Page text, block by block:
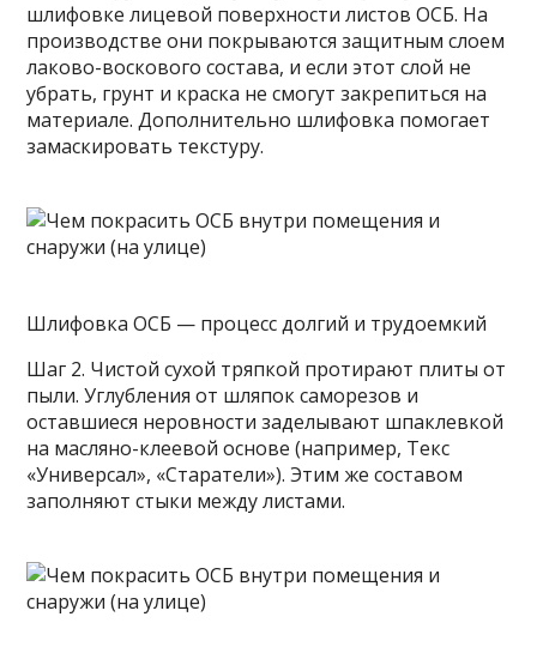
шлифовке лицевой поверхности листов ОСБ. На
производстве они покрываются защитным слоем
лаково-воскового состава, и если этот слой не
убрать, грунт и краска не смогут закрепиться на
материале. Дополнительно шлифовка помогает
замаскировать текстуру.
Шлифовка ОСБ — процесс долгий и трудоемкий
Шаг 2. Чистой сухой тряпкой протирают плиты от
пыли. Углубления от шляпок саморезов и
оставшиеся неровности заделывают шпаклевкой
на масляно-клеевой основе (например, Текс
«Универсал», «Старатели»). Этим же составом
заполняют стыки между листами.